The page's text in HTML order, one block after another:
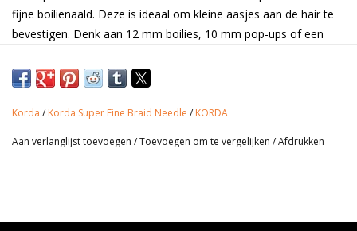
BLOG
fijne boilienaald. Deze is ideaal om kleine aasjes aan de hair te
bevestigen. Denk aan 12 mm boilies, 10 mm pop-ups of een
Productinformatie
Korda / Korda Super Fine Braid Needle / KORDA
Aan verlanglijst toevoegen /Toevoegen om te vergelijken /Afdrukken